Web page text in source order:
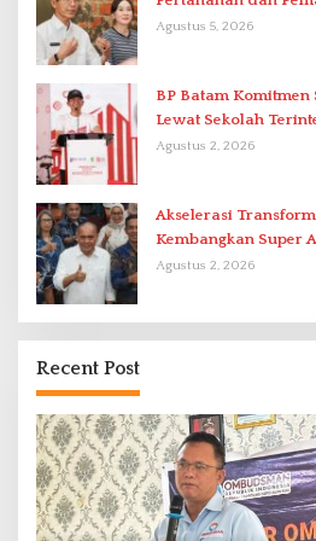
Agustus 5, 2026
BP Batam Komitmen
Lewat Sekolah
Agustus 2, 2026
Akselerasi
Kembangkan Super
Terpadu
Agustus 2, 2026
Recent Post